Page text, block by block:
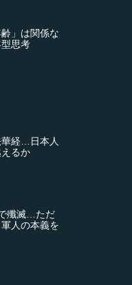
」は関係な
思考
経…日本人
るか
殲滅…ただ
人の本義を